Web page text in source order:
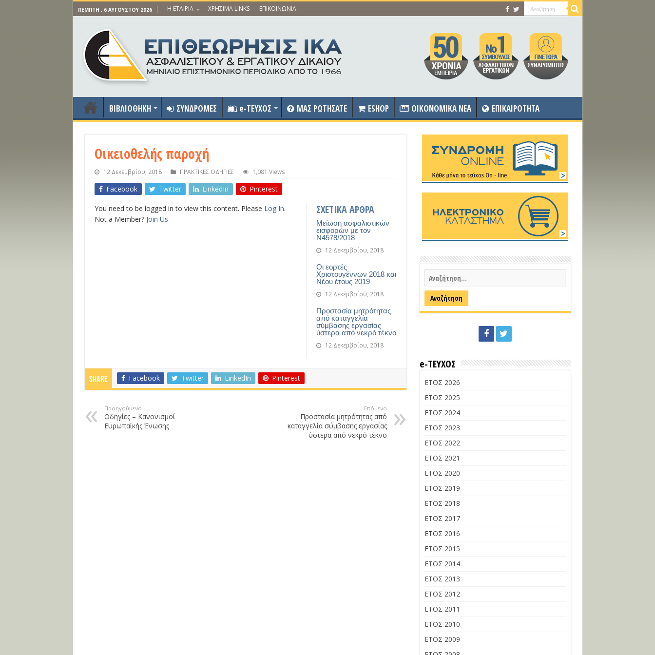
ΠΈΜΠΤΗ , 6 ΑΥΓΟΎΣΤΟΥ 2026 Η ΕΤΑΙΡΙΑ ΧΡΗΣΙΜΑ LINKS ΕΠΙΚΟΙΝΩΝΙΑ
ΒΙΒΛΙΟΘΗΚΗ ΣΥΝΔΡΟΜΕΣ e-ΤΕΥΧΟΣ ΜΑΣ ΡΩΤΗΣΑΤΕ ESHOP OIKONOMIKA NEA ΕΠΙΚΑΙΡΟΤΗΤΑ
Οικειοθελής παροχή
12 Δεκεμβρίου, 2018 ΠΡΑΚΤΙΚΕΣ ΟΔΗΓΙΕΣ 1,081 Views
Facebook Twitter LinkedIn Pinterest
ΣΧΕΤΙΚΑ ΑΡΘΡΑ
Μείωση ασφαλιστικών
εισφορών με τον
Ν4578/2018
12 Δεκεμβρίου, 2018
Οι εορτές
Χριστουγέννων 2018 και
Νέου έτους 2019
12 Δεκεμβρίου, 2018
Προστασία μητρότητας
από καταγγελία
σύμβασης εργασίας
ύστερα από νεκρό τέκνο
12 Δεκεμβρίου, 2018
You need to be logged in to view this content. Please Log In.
Not a Member? Join Us
Share Facebook Twitter LinkedIn Pinterest
Προηγούμενο
Οδηγίες – Κανονισμοί
Ευρωπαϊκής Ένωσης
Επόμενο
Προστασία μητρότητας από
καταγγελία σύμβασης εργασίας
ύστερα από νεκρό τέκνο
e-ΤΕΥΧΟΣ
ΕΤΟΣ 2026
ΕΤΟΣ 2025
ΕΤΟΣ 2024
ΕΤΟΣ 2023
ΕΤΟΣ 2022
ΕΤΟΣ 2021
ΕΤΟΣ 2020
ΕΤΟΣ 2019
ΕΤΟΣ 2018
ΕΤΟΣ 2017
ΕΤΟΣ 2016
ΕΤΟΣ 2015
ΕΤΟΣ 2014
ΕΤΟΣ 2013
ΕΤΟΣ 2012
ΕΤΟΣ 2011
ΕΤΟΣ 2010
ΕΤΟΣ 2009